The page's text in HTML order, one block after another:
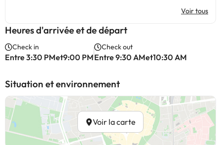
Voir tous
Heures d'arrivée et de départ
Check in
Entre 3:30 PMet9:00 PM
Check out
Entre 9:30 AMet10:30 AM
Situation et environnement
Voir la carte